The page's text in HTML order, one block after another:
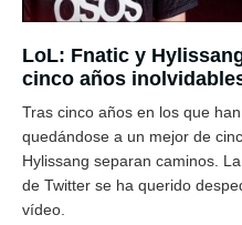
LoL: Fnatic y
cinco años
Tras cinco años en los que
quedándose a un mejor de
Hylissang separan caminos.
de Twitter se ha querido
vídeo.